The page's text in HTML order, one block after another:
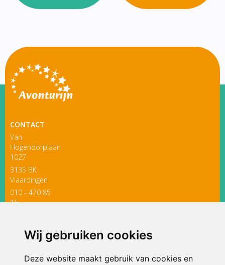
Wij gebruiken cookies
Deze website maakt gebruik van cookies en
CONTACT
Van
Hogendorplaan
1027
3135 BK
Vlaardingen
010 - 470 85
16
ONDERDEEL VAN